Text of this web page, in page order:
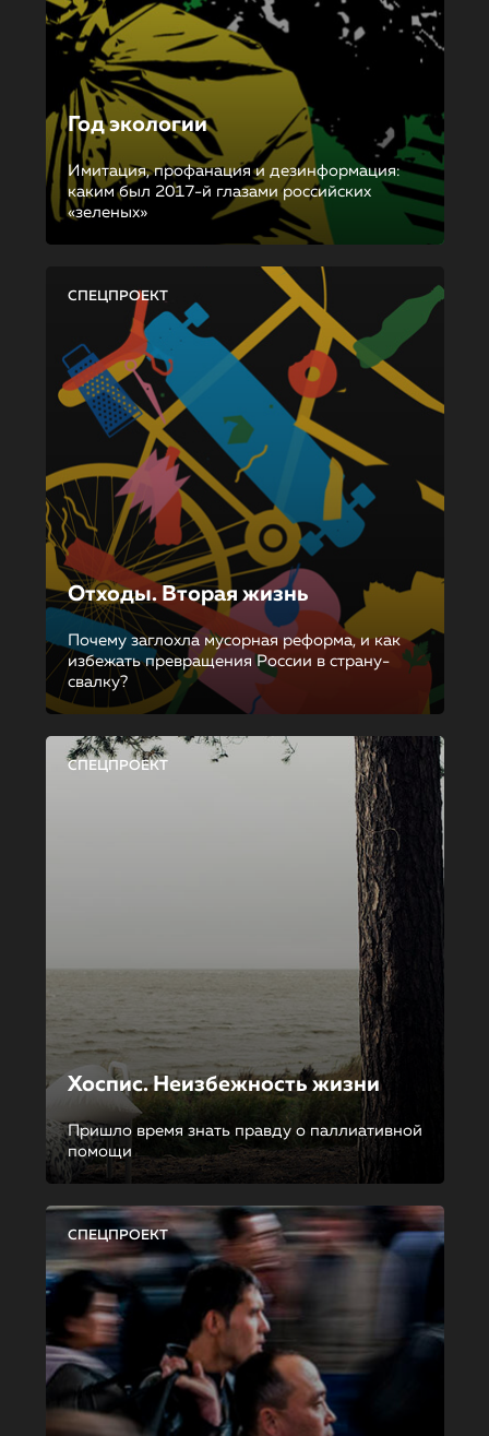
Год экологии
Имитация, профанация и дезинформация:
каким был 2017-й глазами российских
«зеленых»
СПЕЦПРОЕКТ
Отходы. Вторая жизнь
Почему заглохла мусорная реформа, и как
избежать превращения России в страну-
свалку?
СПЕЦПРОЕКТ
Хоспис. Неизбежность жизни
Пришло время знать правду о паллиативной
помощи
СПЕЦПРОЕКТ